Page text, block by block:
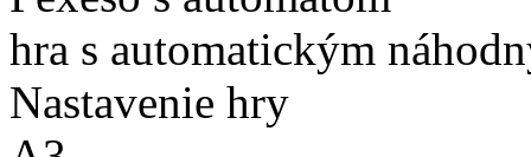
hra s automatickým
Nastavenie hry